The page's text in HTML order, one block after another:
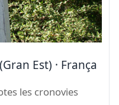
Est) · França
les cronovies